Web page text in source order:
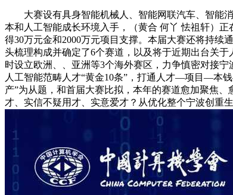
大赛设有具身智能机械人、智能网联汽车、智能消
本和人工智能成长环境入手，（黄合 何丫 怯祖轩）
得30万元金和2000万元项目支撑。本届大赛还将持续
头梳理构成并确定了6个赛道，以及将于近期出台关
时设立欧洲、、亚洲等3个海外赛区，力争慎密对接
人工智能范畴人才“黄金10条”，打通人才—项目—本
产”为从题，和首届大赛比拟，本年的赛道愈加聚焦
才、实信不疑用才、实意爱才？从优化整个宁波创重